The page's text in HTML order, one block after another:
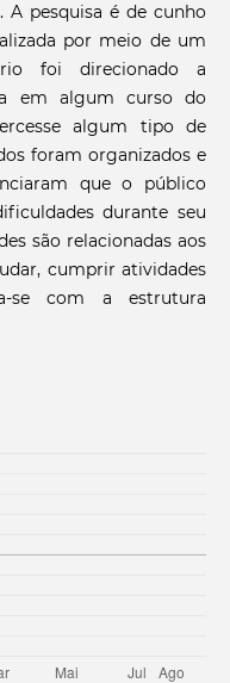
A pesquisa é de cunho
por meio de um
foi direcionado a
em algum curso do
algum tipo de
foram organizados e
que o público
durante seu
são relacionadas aos
cumprir atividades
se com a estrutura